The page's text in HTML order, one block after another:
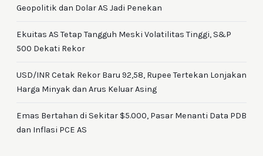
Geopolitik dan Dolar AS Jadi Penekan
Ekuitas AS Tetap Tangguh Meski Volatilitas Tinggi, S&P
500 Dekati Rekor
USD/INR Cetak Rekor Baru 92,58, Rupee Tertekan Lonjakan
Harga Minyak dan Arus Keluar Asing
Emas Bertahan di Sekitar $5.000, Pasar Menanti Data PDB
dan Inflasi PCE AS